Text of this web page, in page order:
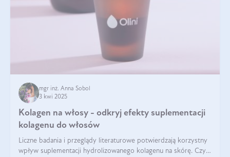
mgr inż. Anna Sobol
3 kwi 2025
Kolagen na włosy - odkryj efekty suplementacji
kolagenu do włosów
Liczne badania i przeglądy literaturowe potwierdzają korzystny
wpływ suplementacji hydrolizowanego kolagenu na skórę. Czy